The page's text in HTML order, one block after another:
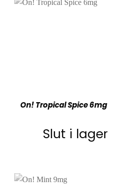
On! Tropical Spice 6mg
Slut i lager